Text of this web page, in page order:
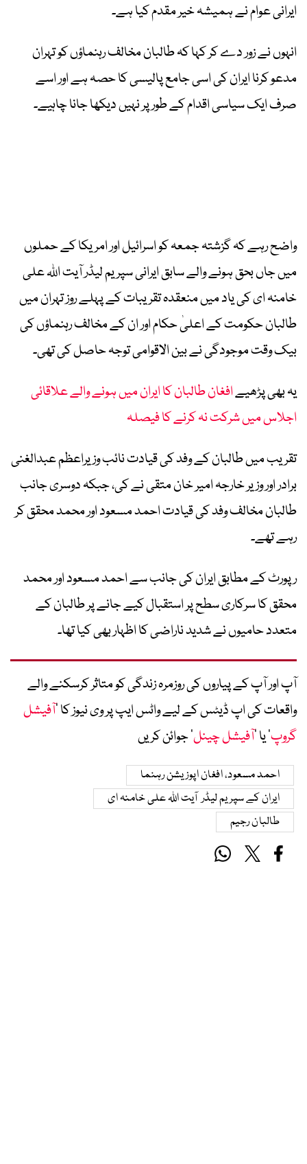
ایرانی عوام نے ہمیشہ خیر مقدم کیا ہے۔
انہوں نے زور دے کر کہا کہ طالبان مخالف رہنماؤں کو تہران
مدعو کرنا ایران کی اسی جامع پالیسی کا حصہ ہے اور اسے
صرف ایک سیاسی اقدام کے طور پر نہیں دیکھا جانا چاہیے۔
واضح رہے کہ گزشتہ جمعہ کو اسرائیل اور امریکا کے حملوں
میں جاں بحق ہونے والے سابق ایرانی سپریم لیڈر آیت اللہ علی
خامنہ ای کی یاد میں منعقدہ تقریبات کے پہلے روز تہران میں
طالبان حکومت کے اعلیٰ حکام اور ان کے مخالف رہنماؤں کی
بیک وقت موجودگی نے بین الاقوامی توجہ حاصل کی تھی۔
یہ بھی پڑھیےافغان طالبان کا ایران میں ہونے والے علاقائی
اجلاس میں شرکت نہ کرنے کا فیصلہ
تقریب میں طالبان کے وفد کی قیادت نائب وزیراعظم عبدالغنی
برادر اور وزیر خارجہ امیر خان متقی نے کی، جبکہ دوسری جانب
طالبان مخالف وفد کی قیادت احمد مسعود اور محمد محقق کر
رہے تھے۔
رپورٹ کے مطابق ایران کی جانب سے احمد مسعود اور محمد
محقق کا سرکاری سطح پر استقبال کیے جانے پر طالبان کے
متعدد حامیوں نے شدید ناراضی کا اظہار بھی کیا تھا۔
آپ اور آپ کے پیاروں کی روزمرہ زندگی کو متاثر کرسکنے والے
واقعات کی اپ ڈیٹس کے لیے واٹس ایپ پر وی نیوز کا ’آفیشل
گروپ‘ یا ’آفیشل چینل‘ جوائن کریں
احمد مسعود، افغان اپوزیشن رہنما
ایران کے سپریم لیڈر آیت اللہ علی خامنہ ای
طالبان رجیم